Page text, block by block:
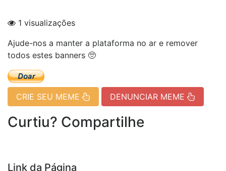
1 visualizações
Ajude-nos a manter a plataforma no ar e remover
todos estes banners 🥺
CRIE SEU MEME DENUNCIAR MEME
Curtiu? Compartilhe
Link da Página